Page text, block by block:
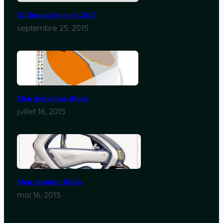
L’informatique en 2015
septembre 25, 2015
Mon deuxième iBook
juillet 16, 2015
Mon premier iBook
mai 16, 2015